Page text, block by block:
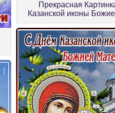
Прекрасная
Казанской иконы